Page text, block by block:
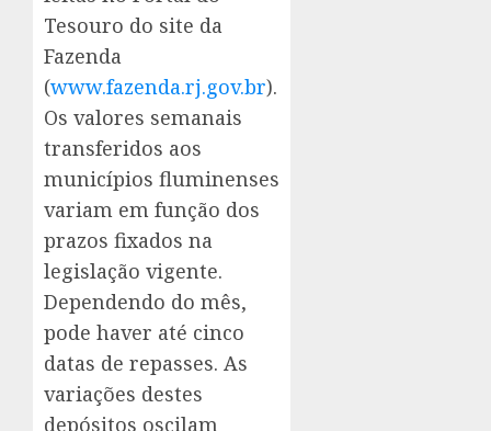
Tesouro do site da
Fazenda
(www.fazenda.rj.gov.br).
Os valores semanais
transferidos aos
municípios fluminenses
variam em função dos
prazos fixados na
legislação vigente.
Dependendo do mês,
pode haver até cinco
datas de repasses. As
variações destes
depósitos oscilam